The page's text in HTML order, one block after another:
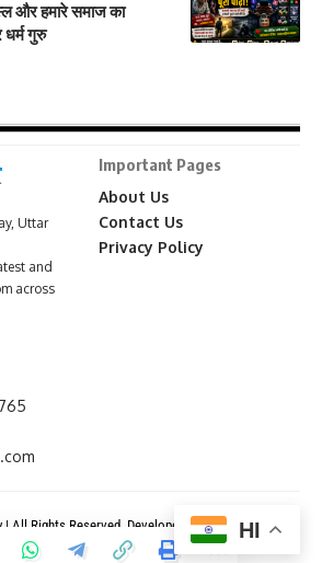
और हमारे समाज का
गुरु
Uttar
and
across
Important Pages
About Us
Contact Us
Privacy Policy
All Rights Reserved. Developed ByNews Portal
Development Company
HI